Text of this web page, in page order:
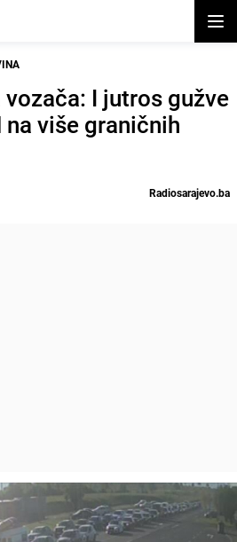
I jutros gužve
više graničnih
Radiosarajevo.ba